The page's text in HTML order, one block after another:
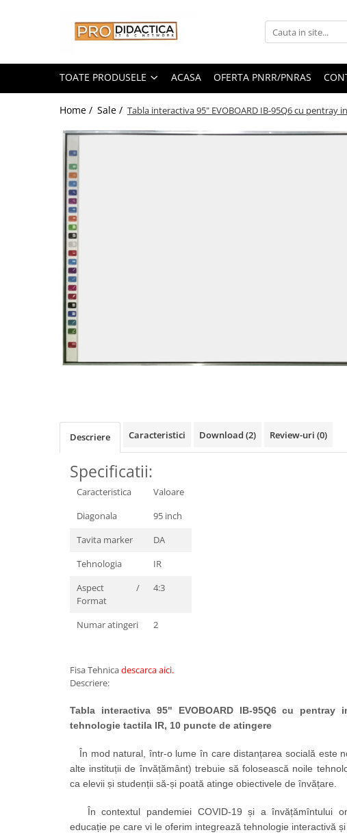
Toate Produsele
Oferta PNRR/PNRAS
Pachete Echipamente Sali Clasa
Pachete Echipamente Sala Clasa
Table/Display-uri Interactive
Table Interactive
Display-uri Interactive
Suporti/Standuri/Accesorii
Imprimante si Multifunctionale
Imprimante si Scanere 3D
Imprimante 3D
Camere Documente
Videoproiectoare si Accesorii
Videoproiectoare
Boxe si Soundbar
Tehnologie Educationala
Ochelari VR-3D
Kit Robotic Educational
Software Educational
Table Interactive
Display-uri Interactive
Videoproiectoare si Echipamente IT
Videoproiectoare
Suporti si Accesorii
Ecrane Proiectie
Accesorii Laptopuri
TOATE PRODUSELE ACASA OFERTA PNRR/PNRAS
Home / Sale / Tabla interactiva 95" EVOBOARD IB-95Q6 cu
Descriere Caracteristici Download (2) Review-uri (0)
Specificatii:
Caracteristica
Valoare
Diagonala
95 inch
Tavita marker
DA
Tehnologia
IR
Aspect /
Format
4:3
Numar atingeri 2
Fisa Tehnicadescarca aici.
Descriere:
Tabla interactiva 95" EVOBOARD IB-95Q6 cu pentray
tehnologie tactila IR, 10 puncte de atingere
În mod natural, într-o lume în care distanțarea socială este
alte instituții de învățământ) trebuie să folosească noile
ca elevii și studenții să-și poată atinge obiectivele de învățare.
În contextul pandemiei COVID-19 și a învățămîntului
educație pe care vi le oferim integrează tehnologie interactivă și